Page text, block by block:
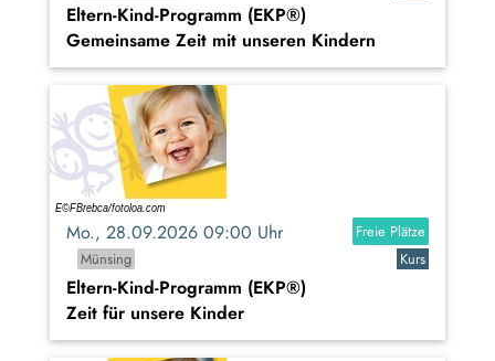
Eltern-Kind-Programm (EKP®)
Gemeinsame Zeit mit unseren Kindern
Mo., 28.09.2026 09:00 Uhr
Freie Plätze
Münsing
Kurs
Eltern-Kind-Programm (EKP®)
Zeit für unsere Kinder